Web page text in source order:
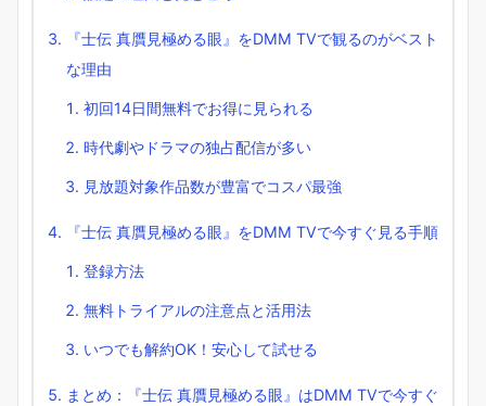
『士伝 真贋見極める眼』をDMM TVで観るのがベスト
な理由
初回14日間無料でお得に見られる
時代劇やドラマの独占配信が多い
見放題対象作品数が豊富でコスパ最強
『士伝 真贋見極める眼』をDMM TVで今すぐ見る手順
登録方法
無料トライアルの注意点と活用法
いつでも解約OK！安心して試せる
まとめ：『士伝 真贋見極める眼』はDMM TVで今すぐ